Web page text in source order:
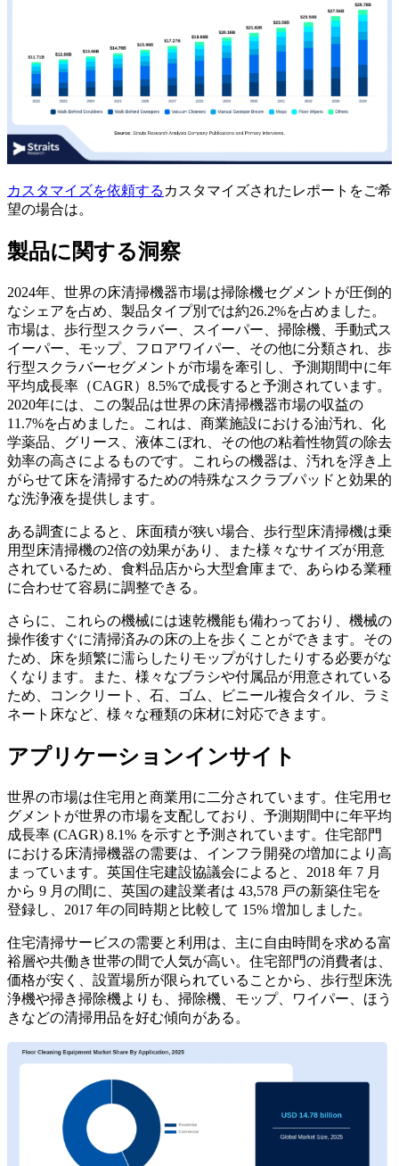
カスタマイズを依頼する カスタマイズされたレポートをご希
望の場合は。
製品に関する洞察
2024年、世界の床清掃機器市場は掃除機セグメントが圧倒的
なシェアを占め、製品タイプ別では約26.2%を占めました。
市場は、歩行型スクラバー、スイーパー、掃除機、手動式ス
イーパー、モップ、フロアワイパー、その他に分類され、歩
行型スクラバーセグメントが市場を牽引し、予測期間中に年
平均成長率（CAGR）8.5%で成長すると予測されています。
2020年には、この製品は世界の床清掃機器市場の収益の
11.7%を占めました。これは、商業施設における油汚れ、化
学薬品、グリース、液体こぼれ、その他の粘着性物質の除去
効率の高さによるものです。これらの機器は、汚れを浮き上
がらせて床を清掃するための特殊なスクラブパッドと効果的
な洗浄液を提供します。
ある調査によると、床面積が狭い場合、歩行型床清掃機は乗
用型床清掃機の2倍の効果があり、また様々なサイズが用意
されているため、食料品店から大型倉庫まで、あらゆる業種
に合わせて容易に調整できる。
さらに、これらの機械には速乾機能も備わっており、機械の
操作後すぐに清掃済みの床の上を歩くことができます。その
ため、床を頻繁に濡らしたりモップがけしたりする必要がな
くなります。また、様々なブラシや付属品が用意されている
ため、コンクリート、石、ゴム、ビニール複合タイル、ラミ
ネート床など、様々な種類の床材に対応できます。
アプリケーションインサイト
世界の市場は住宅用と商業用に二分されています。住宅用セ
グメントが世界の市場を支配しており、予測期間中に年平均
成長率 (CAGR) 8.1% を示すと予測されています。住宅部門
における床清掃機器の需要は、インフラ開発の増加により高
まっています。英国住宅建設協議会によると、2018 年 7 月
から 9 月の間に、英国の建設業者は 43,578 戸の新築住宅を
登録し、2017 年の同時期と比較して 15% 増加しました。
住宅清掃サービスの需要と利用は、主に自由時間を求める富
裕層や共働き世帯の間で人気が高い。住宅部門の消費者は、
価格が安く、設置場所が限られていることから、歩行型床洗
浄機や掃き掃除機よりも、掃除機、モップ、ワイパー、ほう
きなどの清掃用品を好む傾向がある。